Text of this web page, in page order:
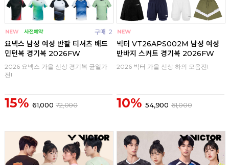
구매 2
요넥스 남성 여성 반팔 티셔츠 배드
민턴복 경기복 2026FW
2026 요넥스 가을 신상 경기복 균일가
전!
15% 61,000 72,000
빅터 VT26APS002M 남성 여성
반바지 스커트 경기복 2026FW
2026 빅터 가을 신상 하의 모음전!
10% 54,900 61,000